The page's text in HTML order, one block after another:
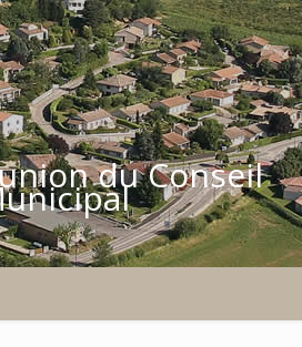
du Conseil